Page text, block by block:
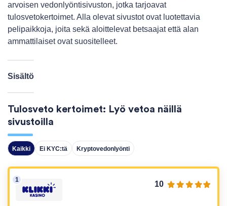
arvoisen vedonlyöntisivuston, jotka tarjoavat
tulosvetokertoimet. Alla olevat sivustot ovat luotettavia
pelipaikkoja, joita sekä aloittelevat betsaajat että alan
ammattilaiset ovat suositelleet.
Sisältö
Tulosveto kertoimet: Lyö vetoa näillä
sivustoilla
Kaikki Ei KYC:tä Kryptovedonlyönti
10